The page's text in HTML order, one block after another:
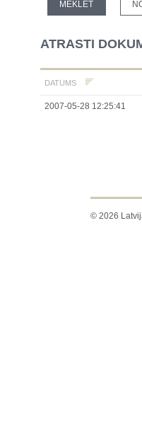
ATRASTI
DATUMS
2007-05-28 12:25:41
© 2026